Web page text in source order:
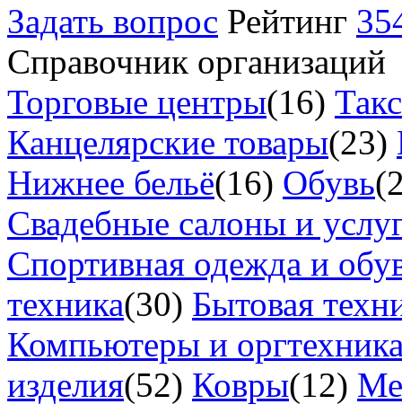
Задать вопрос Рейтинг
Справочник организаций
Торговые центры(16)
Канцелярские товары(23)
Нижнее бельё(16) Обувь
Свадебные салоны и
Спортивная одежда и
техника(30) Бытовая
Компьютеры и
изделия(52) Ковры(12)